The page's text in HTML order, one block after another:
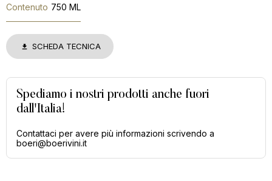
Contenuto 750 ML
SCHEDA TECNICA
Spediamo i nostri prodotti anche fuori
dall'Italia!
Contattaci per avere più informazioni scrivendo a
boeri@boerivini.it